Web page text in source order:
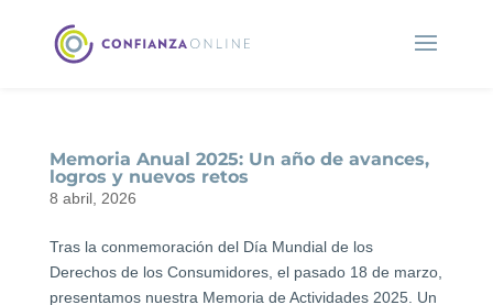
Memoria Anual 2025: Un año de avances,
logros y nuevos retos
8 abril, 2026
Tras la conmemoración del Día Mundial de los
Derechos de los Consumidores, el pasado 18 de marzo,
presentamos nuestra Memoria de Actividades 2025. Un